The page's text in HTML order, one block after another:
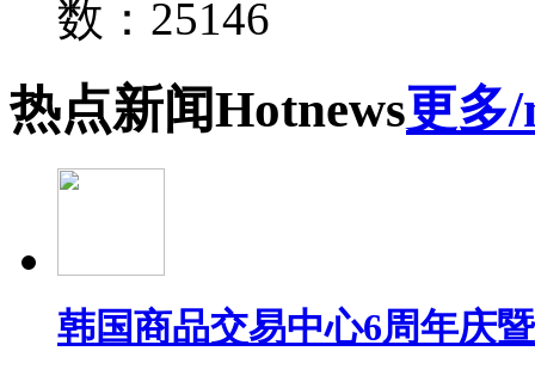
数：25146
热点新闻Hotnews更多
韩国商品交易中心6周年庆